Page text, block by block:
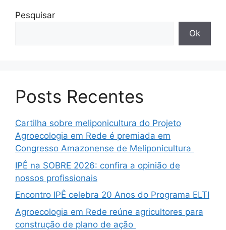
Pesquisar
Ok
Posts Recentes
Cartilha sobre meliponicultura do Projeto
Agroecologia em Rede é premiada em
Congresso Amazonense de Meliponicultura
IPÊ na SOBRE 2026: confira a opinião de
nossos profissionais
Encontro IPÊ celebra 20 Anos do Programa ELTI
Agroecologia em Rede reúne agricultores para
construção de plano de ação